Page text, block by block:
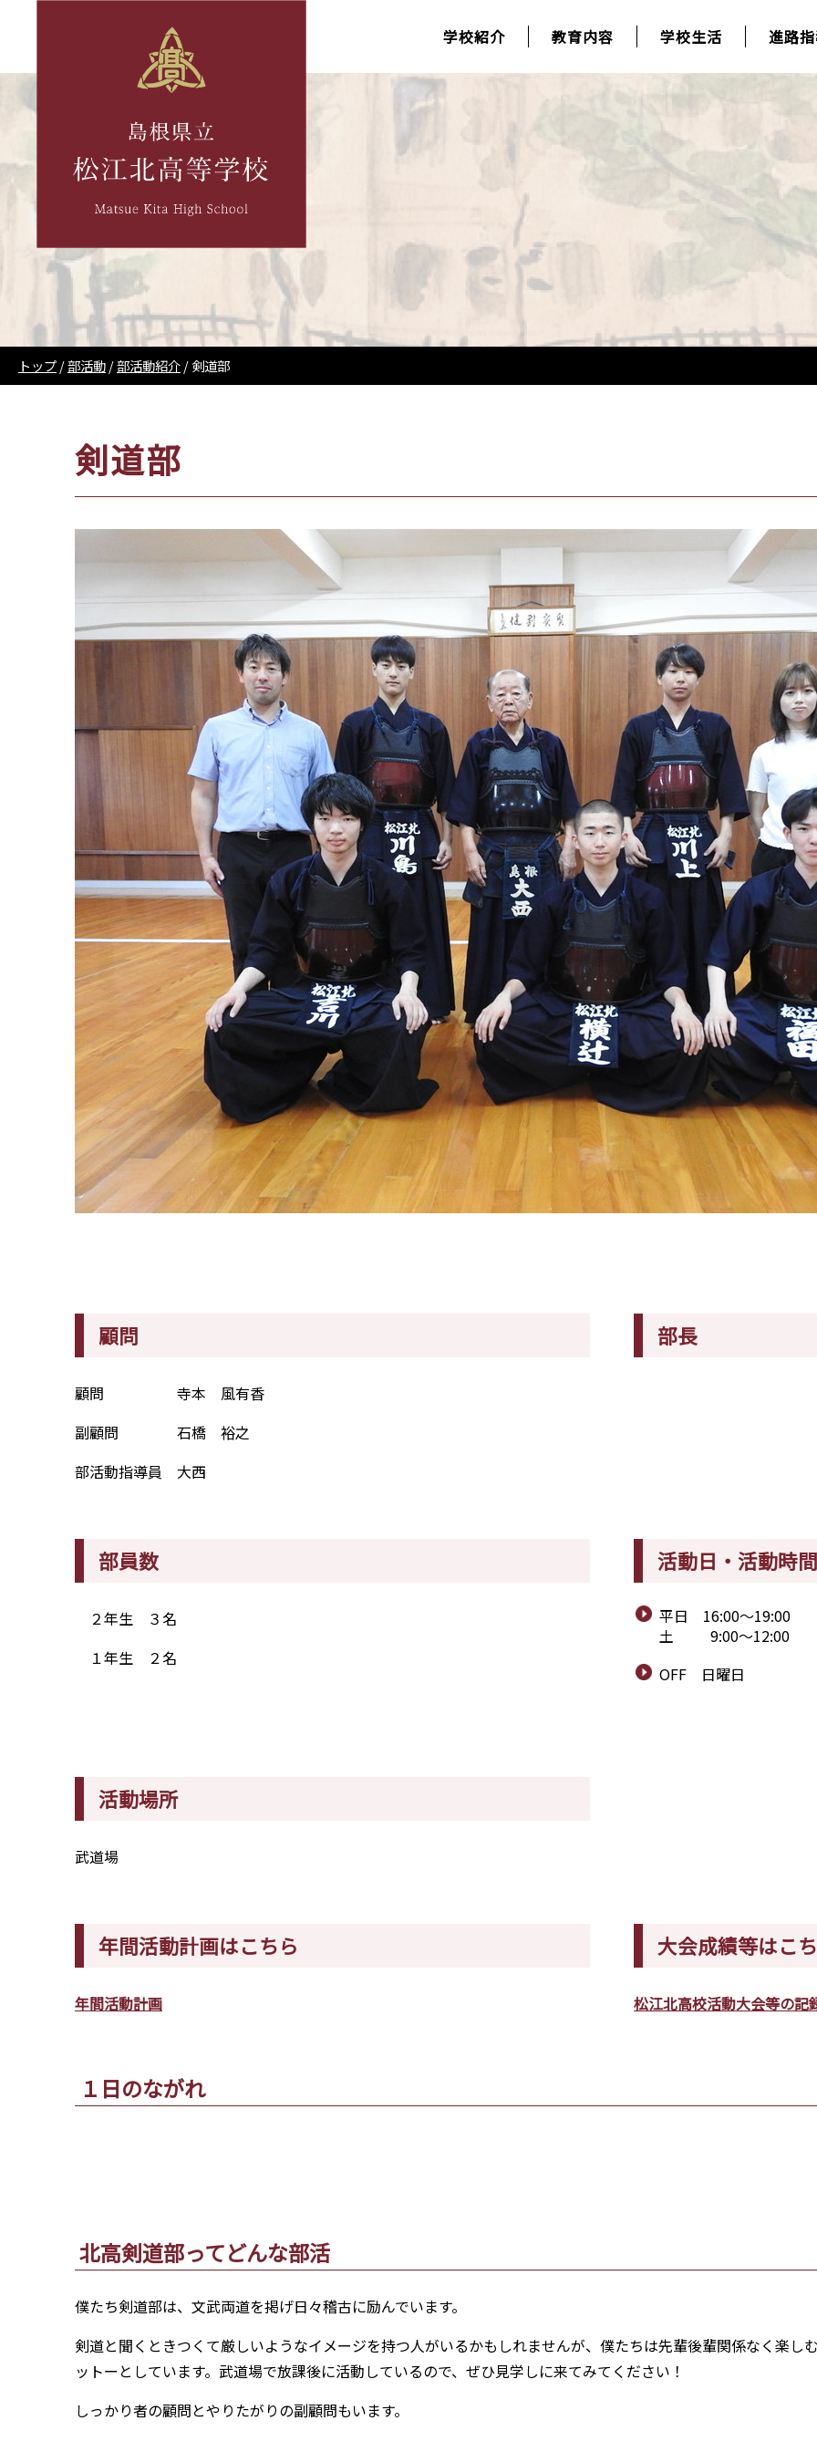
学校紹介
教育内容 学校生活 進路
現
在
トップ/部活動/部活動紹介/剣道部
剣道部
顧問
顧問 寺本 風有香
副顧問 石橋 裕之
部活動指導員 大西
部長
部員数
２年生 ３名
１年生 ２名
活動日・活動時間
平日 16:00～19:00
土 9:00～12:00
OFF 日曜日
活動場所
武道場
年間活動計画はこちら
年間活動計画
大会成績等はこ
松江北高校活動大会等の記
１日のながれ
北高剣道部ってどんな部活
僕たち剣道部は、文武両道を掲げ日々稽古に励んでいます。
剣道と聞くときつくて厳しいようなイメージを持つ人がいるかもしれませんが、僕たちは先輩後輩関係なく楽し
ットーとしています。武道場で放課後に活動しているので、ぜひ見学しに来てみてください！
しっかり者の顧問とやりたがりの副顧問もいます。